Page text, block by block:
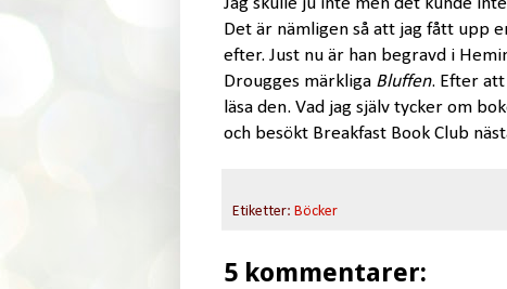
Det är nämligen så att jag fått upp
efter. Just nu är han begravd i
Drougges märkliga Bluffen. Efter att
läsa den. Vad jag själv tycker om
och besökt Breakfast Book Club
Etiketter: Böcker
5 kommentarer: